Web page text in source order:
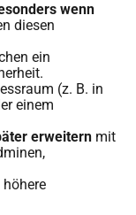
wenn
diesen
ein
(z. B. in
einem
erweitern mit